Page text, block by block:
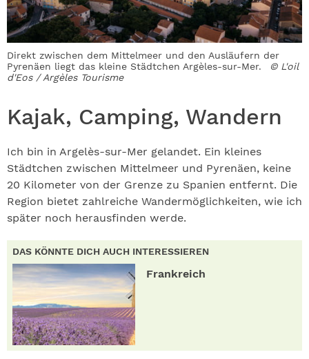
Direkt zwischen dem Mittelmeer und den Ausläufern der
Pyrenäen liegt das kleine Städtchen Argèles-sur-Mer.
© L'oil
d'Eos / Argèles Tourisme
Kajak, Camping, Wandern
Ich bin in Argelès-sur-Mer gelandet. Ein kleines
Städtchen zwischen Mittelmeer und Pyrenäen, keine
20 Kilometer von der Grenze zu Spanien entfernt. Die
Region bietet zahlreiche Wandermöglichkeiten, wie ich
später noch herausfinden werde.
DAS KÖNNTE DICH AUCH INTERESSIEREN
Frankreich